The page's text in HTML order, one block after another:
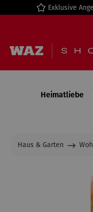
ZurExklusive
Heimatliebe
Haus & Garten
Bildergalerie